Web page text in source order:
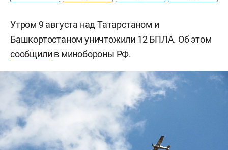
Утром 9 августа над Татарстаном и
Башкортостаном уничтожили 12 БПЛА. Об этом
сообщили в минобороны РФ.